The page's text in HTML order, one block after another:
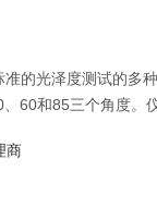
60和85三个角度。
商